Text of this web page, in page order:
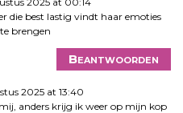
die best lastig vindt haar emoties
brengen
Beantwoorden
2025 at 13:40
anders krijg ik weer op mijn kop